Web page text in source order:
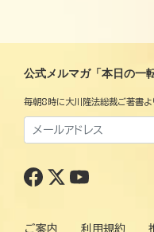
公式メルマガ「本日の一
毎朝8時に大川隆法総裁ご著書よ
ご案内 利用規約